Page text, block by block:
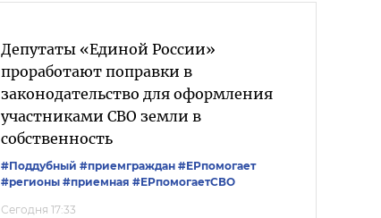
Депутаты «Единой России»
проработают поправки в
законодательство для оформления
участниками СВО земли в
собственность
#Поддубный #приемграждан #ЕРпомогает
#регионы #приемная #ЕРпомогаетСВО
Сегодня 17:33